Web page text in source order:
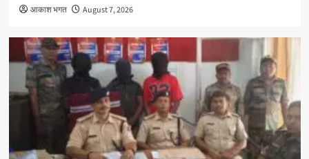
आकाश भगत August 7, 2026